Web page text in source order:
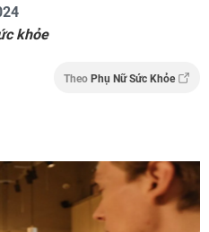
khỏe
Theo Phụ Nữ Sức Khỏe